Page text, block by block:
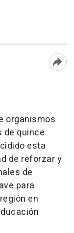
organismos
de quince
esta
de reforzar y
de
para
en